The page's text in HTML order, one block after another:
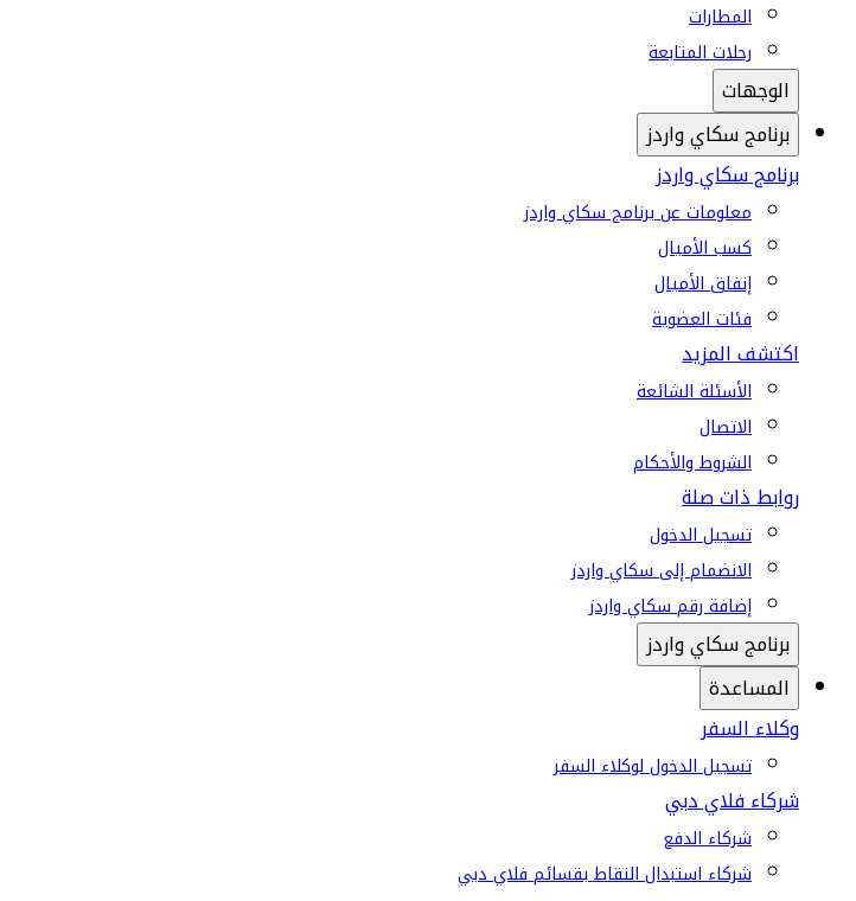
المطارات
رحلات المتابعة
الوجهات
برنامج سكاي واردز
برنامج سكاي واردز
معلومات عن برنامج سكاي واردز
كسب الأميال
إنفاق الأميال
فئات العضوية
اكتشف المزيد
الأسئلة الشائعة
الاتصال
الشروط والأحكام
روابط ذات صلة
تسجيل الدخول
الانضمام إلى سكاي واردز
إضافة رقم سكاي واردز
برنامج سكاي واردز
المساعدة
وكلاء السفر
تسجيل الدخول لوكلاء السفر
شركاء فلاي دبي
شركاء الدفع
شركاء استبدال النقاط بقسائم فلاي دبي